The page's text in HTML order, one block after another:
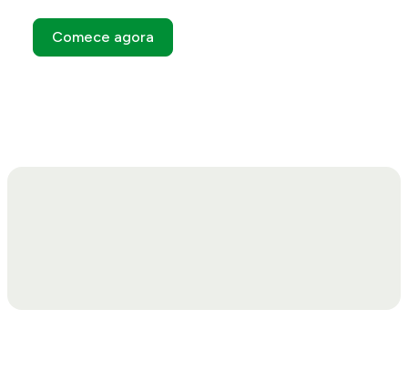
Comece agora